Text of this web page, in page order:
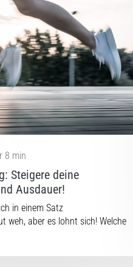
8 min
Steigere deine
Ausdauer!
in einem Satz
weh, aber es lohnt sich! Welche